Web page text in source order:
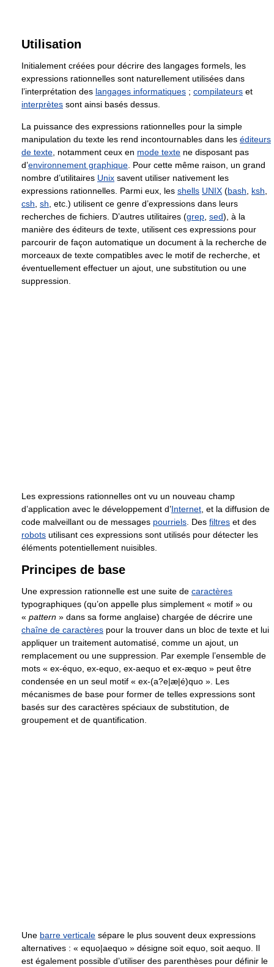
Utilisation
Initialement créées pour décrire des langages formels, les
expressions rationnelles sont naturellement utilisées dans
l’interprétation des langages informatiques ; compilateurs et
interprètes sont ainsi basés dessus.
La puissance des expressions rationnelles pour la simple
manipulation du texte les rend incontournables dans les éditeurs
de texte, notamment ceux en mode texte ne disposant pas
d’environnement graphique. Pour cette même raison, un grand
nombre d’utilitaires Unix savent utiliser nativement les
expressions rationnelles. Parmi eux, les shells UNIX (bash, ksh,
csh, sh, etc.) utilisent ce genre d’expressions dans leurs
recherches de fichiers. D’autres utilitaires (grep, sed), à la
manière des éditeurs de texte, utilisent ces expressions pour
parcourir de façon automatique un document à la recherche de
morceaux de texte compatibles avec le motif de recherche, et
éventuellement effectuer un ajout, une substitution ou une
suppression.
Les expressions rationnelles ont vu un nouveau champ
d’application avec le développement d’Internet, et la diffusion de
code malveillant ou de messages pourriels. Des filtres et des
robots utilisant ces expressions sont utilisés pour détecter les
éléments potentiellement nuisibles.
Principes de base
Une expression rationnelle est une suite de caractères
typographiques (qu’on appelle plus simplement « motif » ou
« pattern » dans sa forme anglaise) chargée de décrire une
chaîne de caractères pour la trouver dans un bloc de texte et lui
appliquer un traitement automatisé, comme un ajout, un
remplacement ou une suppression. Par exemple l’ensemble de
mots « ex-équo, ex-equo, ex-aequo et ex-æquo » peut être
condensée en un seul motif « ex-(a?e|æ|é)quo ». Les
mécanismes de base pour former de telles expressions sont
basés sur des caractères spéciaux de substitution, de
groupement et de quantification.
Une barre verticale sépare le plus souvent deux expressions
alternatives : « equo|aequo » désigne soit equo, soit aequo. Il
est également possible d’utiliser des parenthèses pour définir le